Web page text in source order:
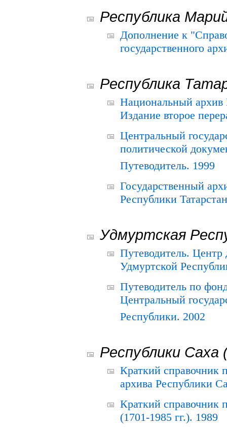
Республика
Дополнение к
государственного
Республика
Национальный архив
Издание второе
Центральный
политической
Путеводитель. 1999
Государственный
Республики
Удмуртская
Путеводитель.
Удмуртской
Путеводитель по
Центральный
Республики. 2002
Республики Саха
Краткий справочник
архива Республики
Краткий
(1701-1985 гг.). 1989